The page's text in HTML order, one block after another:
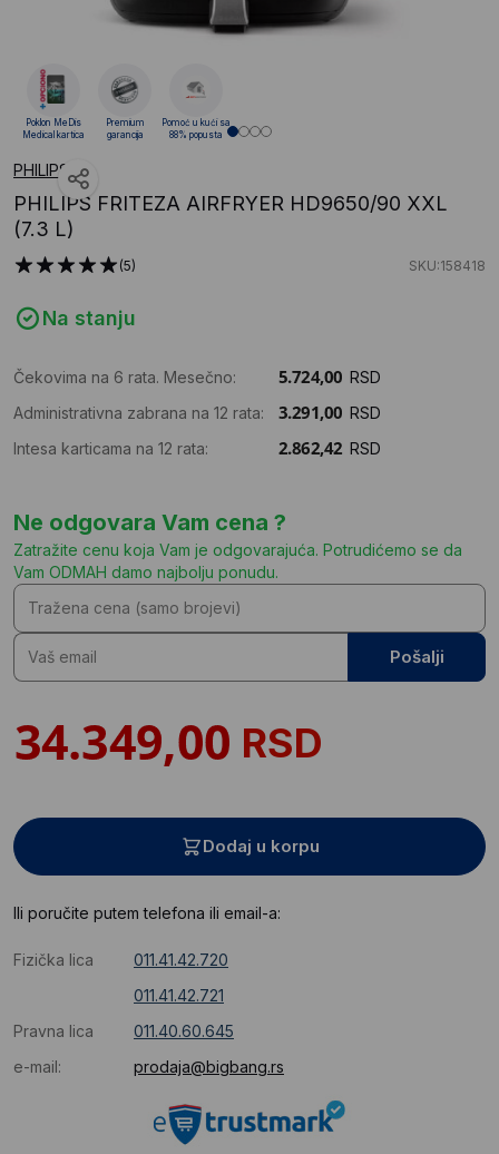
PHILIPS
PHILIPS FRITEZA AIRFRYER HD9650/90 XXL
(7.3 L)
(5) SKU:158418
Na stanju
Čekovima na 6 rata. Mesečno:
RSD
Administrativna zabrana na 12 rata:
RSD
Intesa karticama na 12 rata:
RSD
Ne odgovara Vam cena ?
Zatražite cenu koja Vam je odgovarajuća. Potrudićemo se da
Vam ODMAH damo najbolju ponudu.
Pošalji
RSD
Dodaj u korpu
Ili poručite putem telefona ili email-a:
Fizička lica
011.41.42.720
011.41.42.721
Pravna lica
011.40.60.645
e-mail:
prodaja@bigbang.rs
Poklon MeDis
Medical kartica
Premium
garancija
Pomoć u kući sa
88% popusta